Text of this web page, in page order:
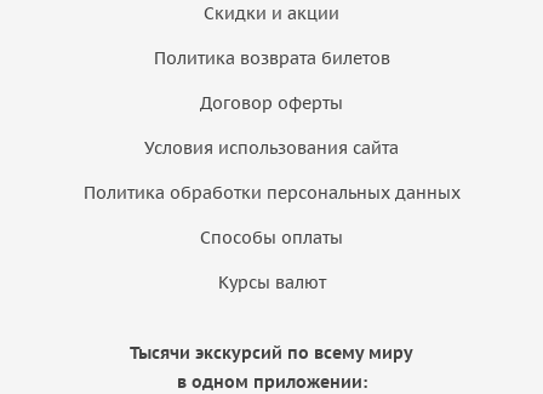
Скидки и акции
Политика возврата билетов
Договор оферты
Условия использования сайта
Политика обработки персональных данных
Способы оплаты
Курсы валют
Тысячи экскурсий по всему миру
в одном приложении: